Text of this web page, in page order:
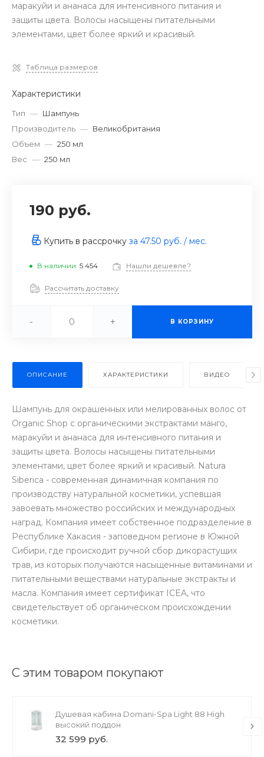
маракуйи и ананаса для интенсивного питания и
защиты цвета. Волосы насыщены питательными
элементами, цвет более яркий и красивый.
Таблица размеров
Характеристики
Тип — Шампунь
Производитель — Великобритания
Объем — 250 мл
Вес — 250 мл
190 руб.
Купить в рассрочку за 47.50 руб. / мес.
В наличии 5 454 Нашли дешевле?
Рассчитать доставку
- + В КОРЗИНУ
ОПИСАНИЕ ХАРАКТЕРИСТИКИ ВИДЕО
Шампунь для окрашенных или мелированных волос от
Organic Shop с органическими экстрактами манго,
маракуйи и ананаса для интенсивного питания и
защиты цвета. Волосы насыщены питательными
элементами, цвет более яркий и красивый. Natura
Siberica - современная динамичная компания по
производству натуральной косметики, успевшая
завоевать множество российских и международных
наград. Компания имеет собственное подразделение в
Республике Хакасия - заповедном регионе в Южной
Сибири, где происходит ручной сбор дикорастущих
трав, из которых получаются насыщенные витаминами и
питательными веществами натуральные экстракты и
масла. Компания имеет сертификат ICEA, что
свидетельствует об органическом происхождении
косметики.
С этим товаром покупают
Душевая кабина Domani-Spa Light 88 High
высокий поддон
32 599 руб.